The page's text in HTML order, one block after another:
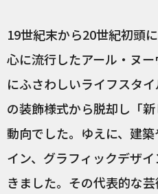
19世紀末から20世紀初頭
心に流行したアール・ヌ
にふさわしいライフスタ
の装飾様式から脱却し「
動向でした。ゆえに、建
イン、グラフィックデザ
きました。その代表的な